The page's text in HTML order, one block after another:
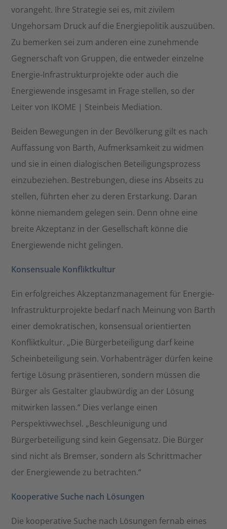
vorangeht. Ihre Strategie sei es, mit zivilem
Ungehorsam Druck auf die Energiepolitik auszuüben.
Zu bemerken sei zum anderen eine zunehmende
Gegnerschaft von Gruppen, die entweder einzelne
Energie-Infrastrukturprojekte oder auch die
Energiewende insgesamt in Frage stellen, so der
Leiter von IKOME | Steinbeis Mediation.
Beiden Bewegungen in der Bevölkerung gilt es nach
Auffassung von Barth, Aufmerksamkeit zu widmen
und sie in einen dialogischen Beteiligungsprozess
einzubeziehen. Bestrebungen, diese ins Abseits zu
stellen, führten eher zu deren Erstarkung. Daran
könne niemandem gelegen sein. Denn ohne eine
breite Akzeptanz in der Gesellschaft könne die
Energiewende nicht gelingen.
Konsensuale Konfliktkultur
Ein erfolgreiches Akzeptanzmanagement für Energie-
Infrastrukturprojekte bedarf nach Meinung von Barth
einer demokratischen, konsensual orientierten
Konfliktkultur. „Die Bürgerbeteiligung darf keine
Scheinbeteiligung sein. Vorhabenträger dürfen keine
fertige Lösung präsentieren, sondern müssen die
Bürger als Gestalter glaubwürdig an der Lösung
mitwirken lassen.“ Dies verlange einen
Perspektivwechsel. „Beschleunigung und
Bürgerbeteiligung sind kein Gegensatz. Die Bürger
sind nicht als Bremser, sondern als Schrittmacher
der Energiewende zu betrachten.“
Kooperative Suche nach Lösungen
Die kooperative Suche nach Lösungen fernab eines